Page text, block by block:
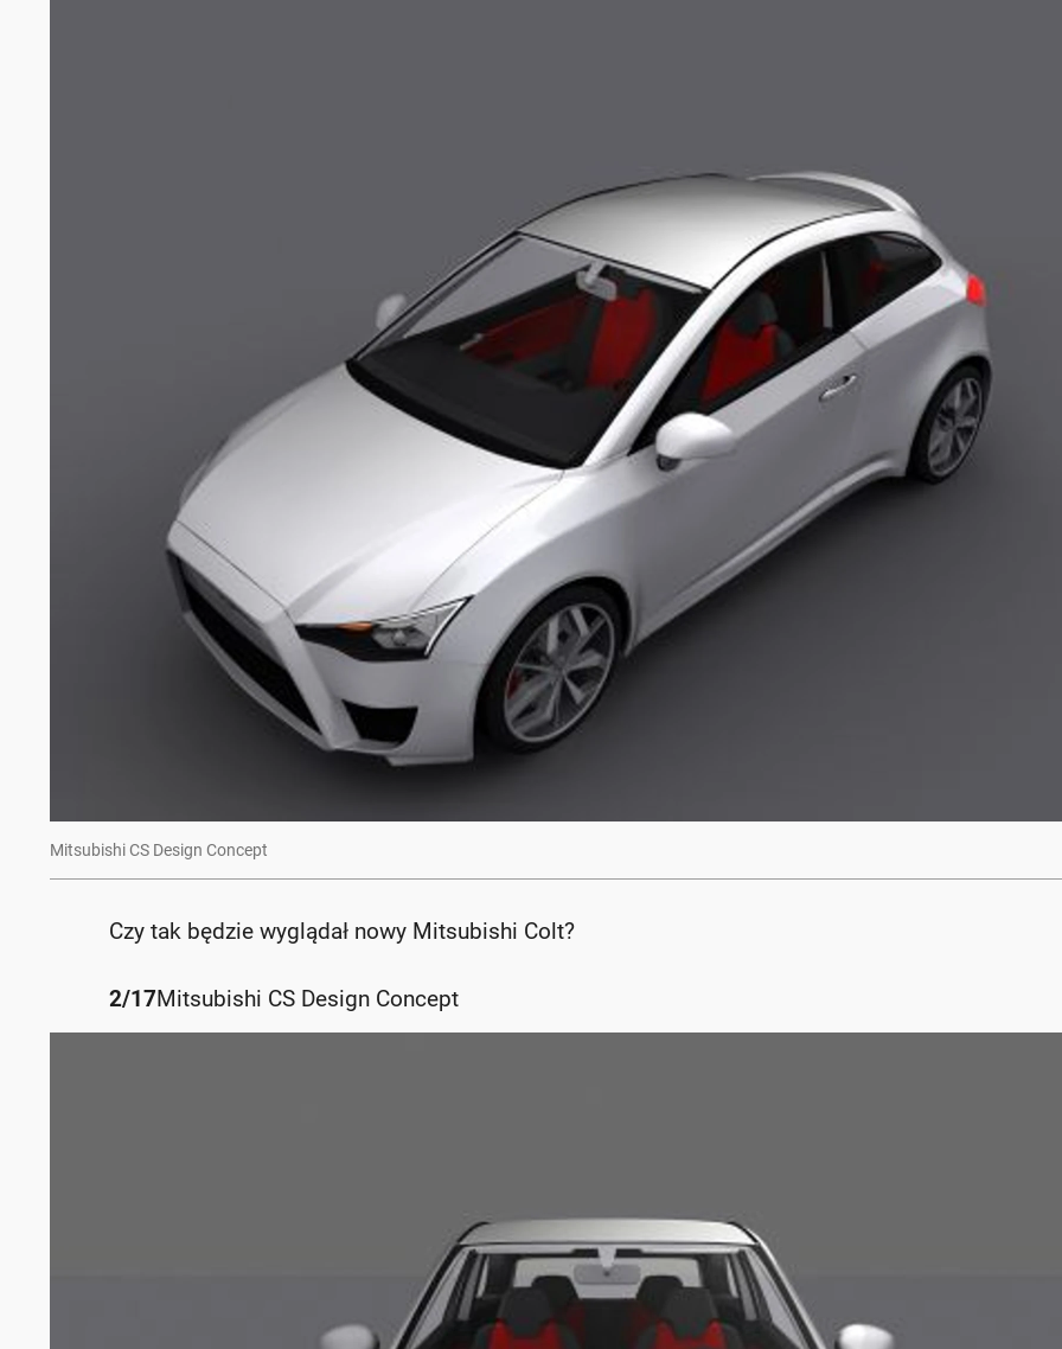
Mitsubishi CS Design Concept
Czy tak będzie wyglądał nowy Mitsubishi Colt?
2/17Mitsubishi CS Design Concept